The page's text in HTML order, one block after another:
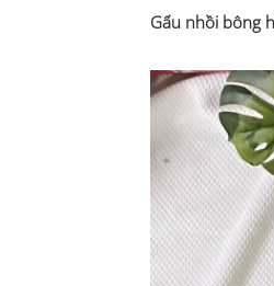
Gấu nhồi bông